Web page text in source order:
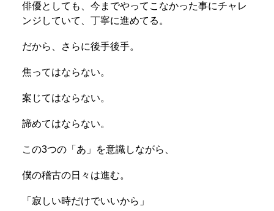
俳優としても、今までやってこなかった事にチャレ
ンジしていて、丁寧に進めてる。
だから、さらに後手後手。
焦ってはならない。
案じてはならない。
諦めてはならない。
この3つの「あ」を意識しながら、
僕の稽古の日々は進む。
「寂しい時だけでいいから」